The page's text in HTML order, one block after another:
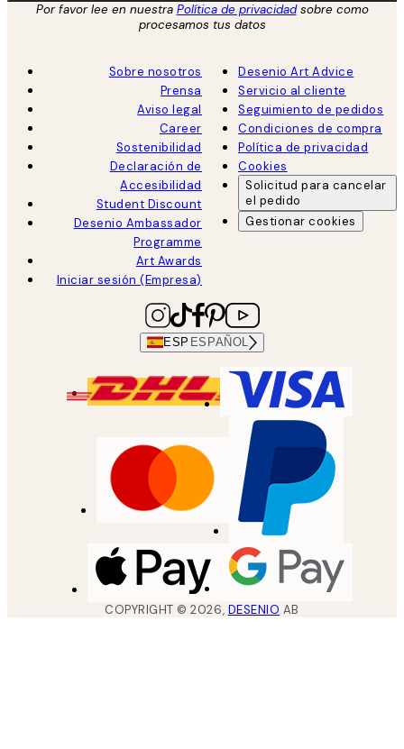
Por favor lee en nuestra Política de privacidadsobre como
procesamos tus datos
Sobre nosotros
Prensa
Aviso legal
Career
Sostenibilidad
Declaración de
Accesibilidad
Student Discount
Desenio Ambassador
Programme
Art Awards
Iniciar sesión (Empresa)
Desenio Art Advice
Servicio al cliente
Seguimiento de pedidos
Condiciones de compra
Política de privacidad
Cookies
Solicitud para cancelar
el pedido
Gestionar cookies
ESP ESPAÑOL
COPYRIGHT ©2026, DESENIO AB